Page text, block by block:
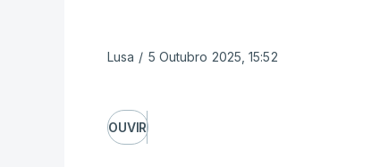
Lusa / 5 Outubro 2025, 15:52
OUVIR